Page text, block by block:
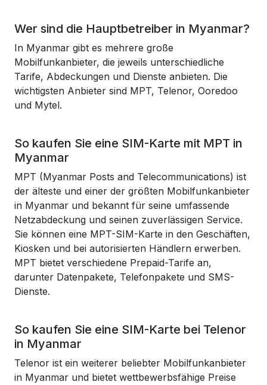
Wer sind die Hauptbetreiber in Myanmar?
In Myanmar gibt es mehrere große
Mobilfunkanbieter, die jeweils unterschiedliche
Tarife, Abdeckungen und Dienste anbieten. Die
wichtigsten Anbieter sind MPT, Telenor, Ooredoo
und Mytel.
So kaufen Sie eine SIM-Karte mit MPT in
Myanmar
MPT (Myanmar Posts and Telecommunications) ist
der älteste und einer der größten Mobilfunkanbieter
in Myanmar und bekannt für seine umfassende
Netzabdeckung und seinen zuverlässigen Service.
Sie können eine MPT-SIM-Karte in den Geschäften,
Kiosken und bei autorisierten Händlern erwerben.
MPT bietet verschiedene Prepaid-Tarife an,
darunter Datenpakete, Telefonpakete und SMS-
Dienste.
So kaufen Sie eine SIM-Karte bei Telenor
in Myanmar
Telenor ist ein weiterer beliebter Mobilfunkanbieter
in Myanmar und bietet wettbewerbsfähige Preise